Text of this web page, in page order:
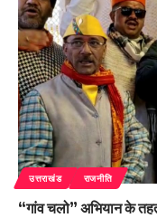
उत्तराखंड राजनीति
“गांव चलो” अभियान के